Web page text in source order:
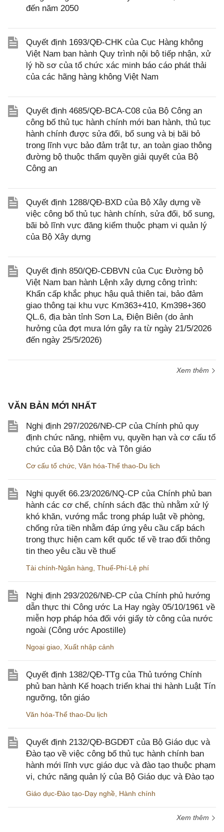
đến năm 2050
Quyết định 1693/QĐ-CHK của Cục Hàng không
Việt Nam ban hành Quy trình nội bộ tiếp nhận, xử
lý hồ sơ của tổ chức xác minh báo cáo phát thải
của các hãng hàng không Việt Nam
Quyết định 4685/QĐ-BCA-C08 của Bộ Công an
công bố thủ tục hành chính mới ban hành, thủ tục
hành chính được sửa đổi, bổ sung và bị bãi bỏ
trong lĩnh vực bảo đảm trật tự, an toàn giao thông
đường bộ thuộc thẩm quyền giải quyết của Bộ
Công an
Quyết định 1288/QĐ-BXD của Bộ Xây dựng về
việc công bố thủ tục hành chính, sửa đổi, bổ sung,
bãi bỏ lĩnh vực đăng kiểm thuộc phạm vi quản lý
của Bộ Xây dựng
Quyết định 850/QĐ-CĐBVN của Cục Đường bộ
Việt Nam ban hành Lệnh xây dựng công trình:
Khẩn cấp khắc phục hậu quả thiên tai, bảo đảm
giao thông tại khu vực Km363+410, Km398+360
QL.6, địa bàn tỉnh Sơn La, Điện Biên (do ảnh
hưởng của đợt mưa lớn gây ra từ ngày 21/5/2026
đến ngày 25/5/2026)
Xem thêm
VĂN BẢN MỚI NHẤT
Nghị định 297/2026/NĐ-CP của Chính phủ quy
định chức năng, nhiệm vụ, quyền hạn và cơ cấu tổ
chức của Bộ Dân tộc và Tôn giáo
Cơ cấu tổ chức Văn hóa-Thể thao-Du lịch
Nghị quyết 66.23/2026/NQ-CP của Chính phủ ban
hành các cơ chế, chính sách đặc thù nhằm xử lý
khó khăn, vướng mắc trong pháp luật về phòng,
chống rửa tiền nhằm đáp ứng yêu cầu cấp bách
trong thực hiện cam kết quốc tế về trao đổi thông
tin theo yêu cầu về thuế
Tài chính-Ngân hàng Thuế-Phí-Lệ phí
Nghị định 293/2026/NĐ-CP của Chính phủ hướng
dẫn thực thi Công ước La Hay ngày 05/10/1961 về
miễn hợp pháp hóa đối với giấy tờ công của nước
ngoài (Công ước Apostille)
Ngoại giao Xuất nhập cảnh
Quyết định 1382/QĐ-TTg của Thủ tướng Chính
phủ ban hành Kế hoạch triển khai thi hành Luật Tín
ngưỡng, tôn giáo
Văn hóa-Thể thao-Du lịch
Quyết định 2132/QĐ-BGDĐT của Bộ Giáo dục và
Đào tạo về việc công bố thủ tục hành chính ban
hành mới lĩnh vực giáo dục và đào tạo thuộc phạm
vi, chức năng quản lý của Bộ Giáo dục và Đào tạo
Giáo dục-Đào tạo-Dạy nghề Hành chính
Xem thêm